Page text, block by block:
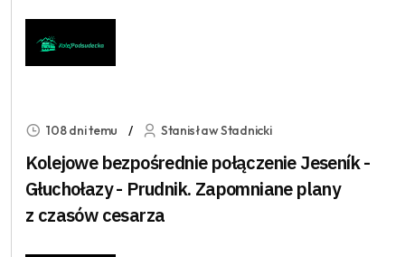
108 dni temu Stanisław Stadnicki
Kolejowe bezpośrednie połączenie Jeseník -
Głuchołazy - Prudnik. Zapomniane plany
z czasów cesarza